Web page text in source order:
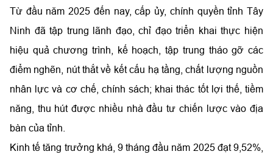
Từ đầu năm 2025 đến nay, cấp ủy, chính quyền tỉnh Tây
Ninh đã tập trung lãnh đạo, chỉ đạo triển khai thực hiện
hiệu quả chương trình, kế hoạch, tập trung tháo gỡ các
điểm nghẽn, nút thắt về kết cấu hạ tầng, chất lượng nguồn
nhân lực và cơ chế, chính sách; khai thác tốt lợi thế, tiềm
năng, thu hút được nhiều nhà đầu tư chiến lược vào địa
bàn của tỉnh.
Kinh tế tăng trưởng khá, 9 tháng đầu năm 2025 đạt 9,52%,